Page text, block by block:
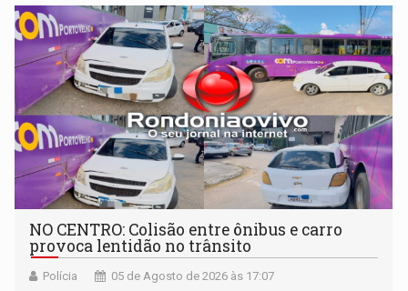
NO CENTRO: Colisão entre ônibus e carro
provoca lentidão no trânsito
Polícia 05 de Agosto de 2026 às 17:07